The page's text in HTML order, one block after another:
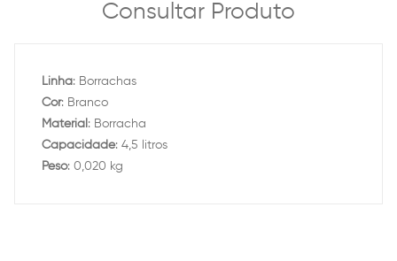
Consultar Produto
Linha: Borrachas
Cor: Branco
Material : Borracha
Capacidade: 4,5 litros
Peso: 0,020 kg